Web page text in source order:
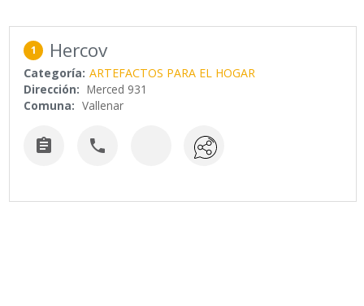
1 Hercov
Categoría: ARTEFACTOS PARA EL HOGAR
Dirección: Merced 931
Comuna: Vallenar
 